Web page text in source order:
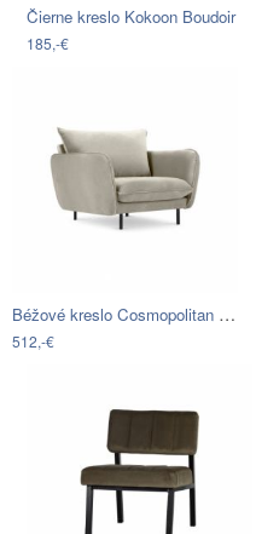
Čierne kreslo Kokoon Boudoir
185,-€
Béžové kreslo Cosmopolitan Design Vienna
512,-€